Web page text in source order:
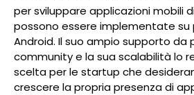
per sviluppare applicazioni mobili
possono essere implementate su
Android. Il suo ampio supporto da
community e la sua scalabilità lo
scelta per le startup che
crescere la propria presenza di